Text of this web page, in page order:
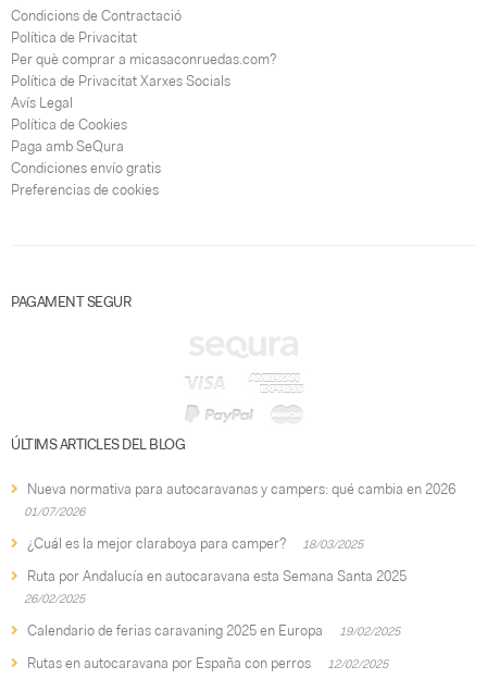
Condicions de Contractació
Política de Privacitat
Per què comprar a micasaconruedas.com?
Política de Privacitat Xarxes Socials
Avís Legal
Política de Cookies
Paga amb SeQura
Condiciones envío gratis
Preferencias de cookies
PAGAMENT SEGUR
ÚLTIMS ARTICLES DEL BLOG
Nueva normativa para autocaravanas y campers: qué cambia en 2026
01/07/2026
¿Cuál es la mejor claraboya para camper? 18/03/2025
Ruta por Andalucía en autocaravana esta Semana Santa 2025
26/02/2025
Calendario de ferias caravaning 2025 en Europa 19/02/2025
Rutas en autocaravana por España con perros 12/02/2025